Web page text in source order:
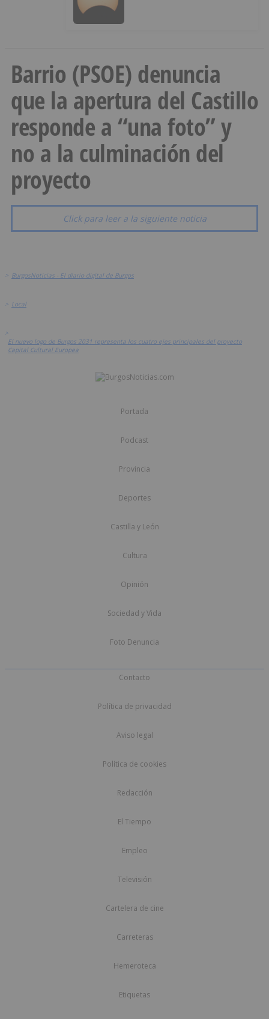
Barrio (PSOE) denuncia
que la apertura del Castillo
responde a “una foto” y
no a la culminación del
proyecto
Click para leer a la siguiente noticia
> BurgosNoticias - El diario digital de Burgos
> Local
>
El nuevo logo de Burgos 2031 representa los cuatro ejes principales del proyecto
Capital Cultural Europea
Portada
Podcast
Provincia
Deportes
Castilla y León
Cultura
Opinión
Sociedad y Vida
Foto Denuncia
Contacto
Política de privacidad
Aviso legal
Política de cookies
Redacción
El Tiempo
Empleo
Televisión
Cartelera de cine
Carreteras
Hemeroteca
Etiquetas